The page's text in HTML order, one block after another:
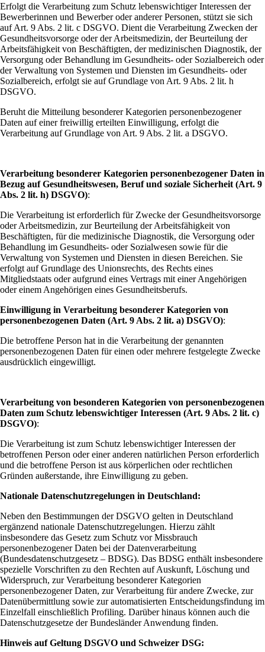
Erfolgt die Verarbeitung zum Schutz lebenswichtiger Interessen der
Bewerberinnen und Bewerber oder anderer Personen, stützt sie sich
auf Art. 9 Abs. 2 lit. c DSGVO. Dient die Verarbeitung Zwecken der
Gesundheitsvorsorge oder der Arbeitsmedizin, der Beurteilung der
Arbeitsfähigkeit von Beschäftigten, der medizinischen Diagnostik, der
Versorgung oder Behandlung im Gesundheits- oder Sozialbereich oder
der Verwaltung von Systemen und Diensten im Gesundheits- oder
Sozialbereich, erfolgt sie auf Grundlage von Art. 9 Abs. 2 lit. h
DSGVO.
Beruht die Mitteilung besonderer Kategorien personenbezogener
Daten auf einer freiwillig erteilten Einwilligung, erfolgt die
Verarbeitung auf Grundlage von Art. 9 Abs. 2 lit. a DSGVO.
Verarbeitung besonderer Kategorien personenbezogener Daten in
Bezug auf Gesundheitswesen, Beruf und soziale Sicherheit (Art. 9
Abs. 2 lit. h) DSGVO):
Die Verarbeitung ist erforderlich für Zwecke der Gesundheitsvorsorge
oder Arbeitsmedizin, zur Beurteilung der Arbeitsfähigkeit von
Beschäftigten, für die medizinische Diagnostik, die Versorgung oder
Behandlung im Gesundheits- oder Sozialwesen sowie für die
Verwaltung von Systemen und Diensten in diesen Bereichen. Sie
erfolgt auf Grundlage des Unionsrechts, des Rechts eines
Mitgliedstaats oder aufgrund eines Vertrags mit einer Angehörigen
oder einem Angehörigen eines Gesundheitsberufs.
Einwilligung in Verarbeitung besonderer Kategorien von
personenbezogenen Daten (Art. 9 Abs. 2 lit. a) DSGVO):
Die betroffene Person hat in die Verarbeitung der genannten
personenbezogenen Daten für einen oder mehrere festgelegte Zwecke
ausdrücklich eingewilligt.
Verarbeitung von besonderen Kategorien von personenbezogenen
Daten zum Schutz lebenswichtiger Interessen (Art. 9 Abs. 2 lit. c)
DSGVO):
Die Verarbeitung ist zum Schutz lebenswichtiger Interessen der
betroffenen Person oder einer anderen natürlichen Person erforderlich
und die betroffene Person ist aus körperlichen oder rechtlichen
Gründen außerstande, ihre Einwilligung zu geben.
Nationale Datenschutzregelungen in Deutschland:
Neben den Bestimmungen der DSGVO gelten in Deutschland
ergänzend nationale Datenschutzregelungen. Hierzu zählt
insbesondere das Gesetz zum Schutz vor Missbrauch
personenbezogener Daten bei der Datenverarbeitung
(Bundesdatenschutzgesetz – BDSG). Das BDSG enthält insbesondere
spezielle Vorschriften zu den Rechten auf Auskunft, Löschung und
Widerspruch, zur Verarbeitung besonderer Kategorien
personenbezogener Daten, zur Verarbeitung für andere Zwecke, zur
Datenübermittlung sowie zur automatisierten Entscheidungsfindung im
Einzelfall einschließlich Profiling. Darüber hinaus können auch die
Datenschutzgesetze der Bundesländer Anwendung finden.
Hinweis auf Geltung DSGVO und Schweizer DSG: